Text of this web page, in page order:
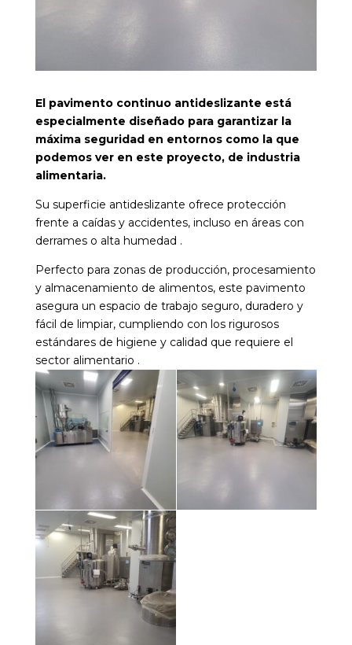
El pavimento continuo antideslizante está
especialmente diseñado para garantizar la
máxima seguridad en entornos como la que
podemos ver en este proyecto, de industria
alimentaria.
Su superficie antideslizante ofrece protección
frente a caídas y accidentes, incluso en áreas con
derrames o alta humedad .
Perfecto para zonas de producción, procesamiento
y almacenamiento de alimentos, este pavimento
asegura un espacio de trabajo seguro, duradero y
fácil de limpiar, cumpliendo con los rigurosos
estándares de higiene y calidad que requiere el
sector alimentario .